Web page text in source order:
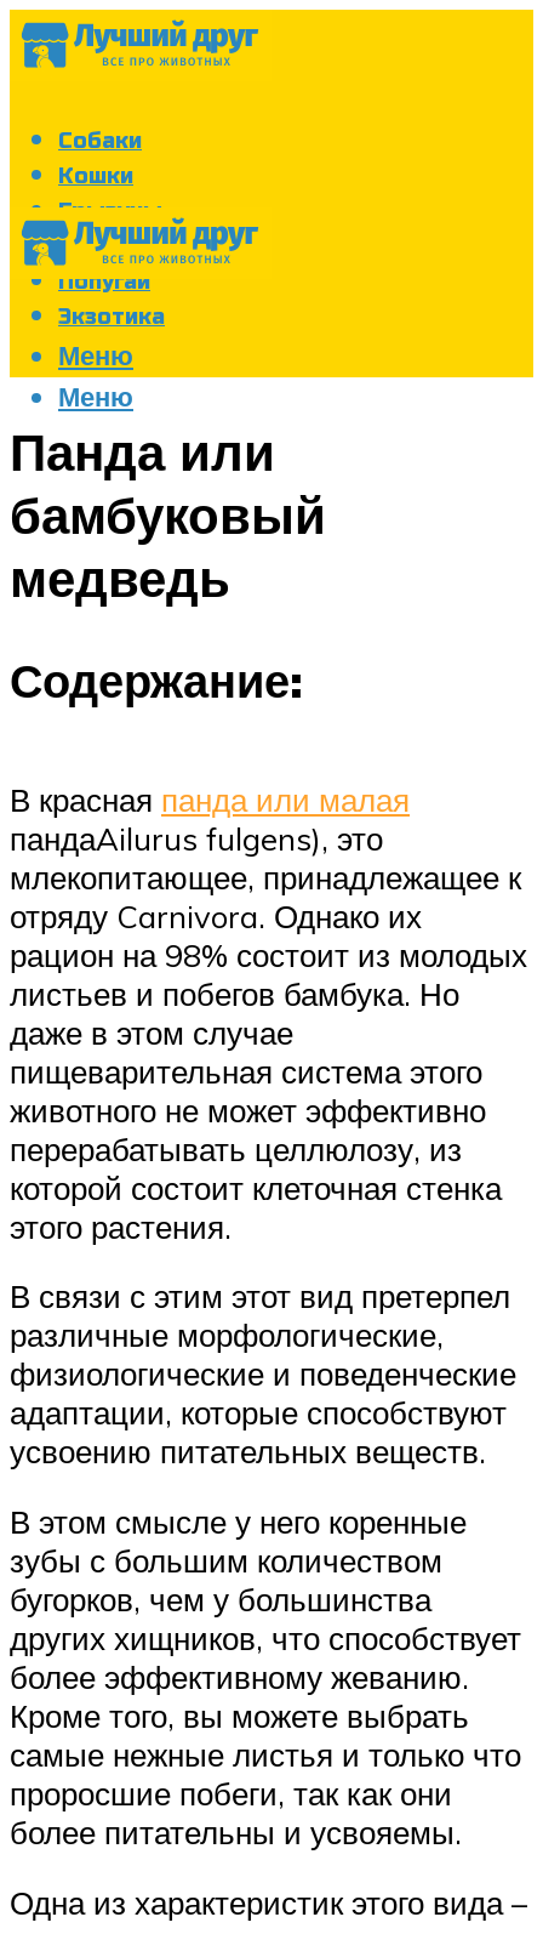
Собаки
Кошки
Грызуны
Аквариум
Попугаи
Экзотика
Меню
Меню
Панда или
бамбуковый
медведь
Содержание:
В красная панда или малая
пандаAilurus fulgens), это
млекопитающее, принадлежащее к
отряду Carnivora. Однако их
рацион на 98% состоит из молодых
листьев и побегов бамбука. Но
даже в этом случае
пищеварительная система этого
животного не может эффективно
перерабатывать целлюлозу, из
которой состоит клеточная стенка
этого растения.
В связи с этим этот вид претерпел
различные морфологические,
физиологические и поведенческие
адаптации, которые способствуют
усвоению питательных веществ.
В этом смысле у него коренные
зубы с большим количеством
бугорков, чем у большинства
других хищников, что способствует
более эффективному жеванию.
Кроме того, вы можете выбрать
самые нежные листья и только что
проросшие побеги, так как они
более питательны и усвояемы.
Одна из характеристик этого вида –